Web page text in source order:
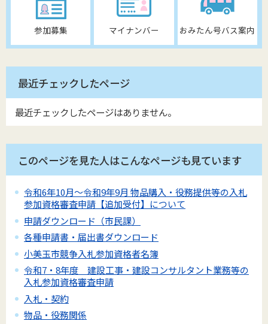
参加募集 マイナンバー おみたん号バス案内
最近チェックしたページ
最近チェックしたページはありません。
このページを見た人はこんなページも見ています
令和6年10月～令和9年9月 物品購入・役務提供等の入札
参加資格審査申請【追加受付】について
申請ダウンロード（市民課）
各種申請書・届出書ダウンロード
小美玉市競争入札参加資格者名簿
令和7・8年度 建設工事・建設コンサルタント業務等の
入札参加資格審査申請
入札・契約
物品・役務関係